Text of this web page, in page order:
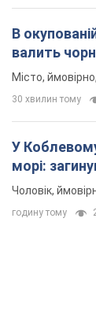
морі:
Чоловік,
годину тому